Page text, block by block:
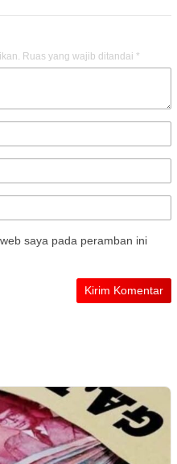
Ruas yang wajib ditandai *
saya pada peramban ini